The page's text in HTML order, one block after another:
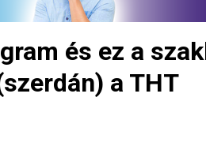
és ez a
a THT